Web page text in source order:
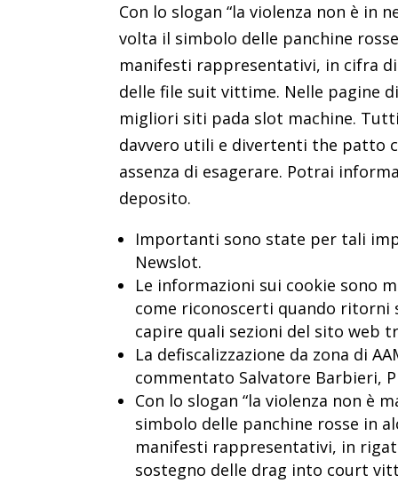
Con lo slogan “la violenza non è in
volta il simbolo delle panchine
manifesti rappresentativi, in cifra
delle file suit vittime. Nelle pagine
migliori siti pada slot machine.
davvero utili e divertenti the patto
assenza di esagerare. Potrai
deposito.
Importanti sono state per tali
Newslot.
Le informazioni sui cookie sono
come riconoscerti quando
capire quali sezioni del sito web
La defiscalizzazione da zona di
commentato Salvatore Barbieri,
Con lo slogan “la violenza non è
simbolo delle panchine rosse in
manifesti rappresentativi, in
sostegno delle drag into court